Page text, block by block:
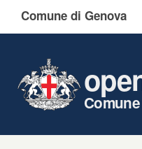
Comune di Genova